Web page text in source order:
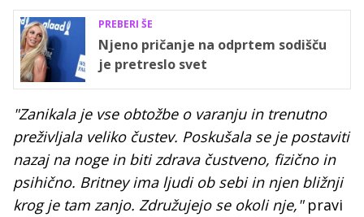
PREBERI ŠE
Njeno pričanje na odprtem sodišču
je pretreslo svet
"Zanikala je vse obtožbe o varanju in trenutno
preživljala veliko čustev. Poskušala se je postaviti
nazaj na noge in biti zdrava čustveno, fizično in
psihično. Britney ima ljudi ob sebi in njen bližnji
krog je tam zanjo. Združujejo se okoli nje,"pravi